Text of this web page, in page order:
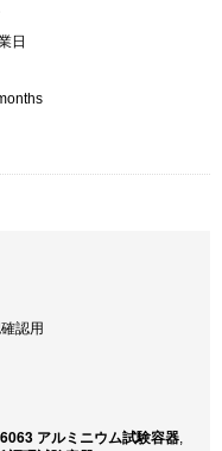
日
認用
6063 アルミニウム試験容器,